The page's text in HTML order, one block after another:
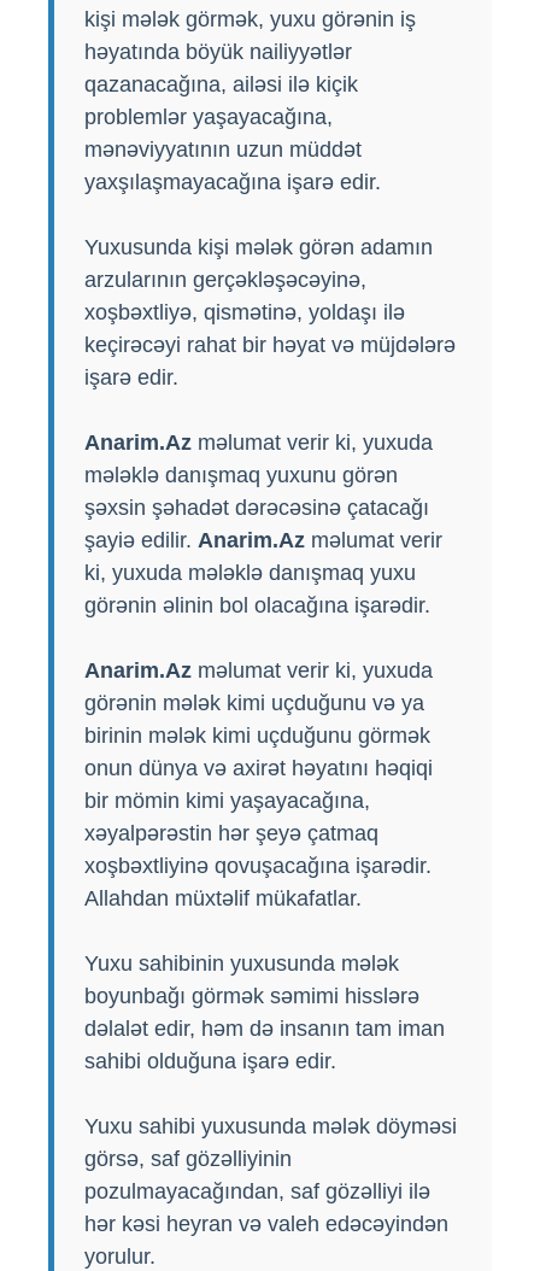
kişi mələk görmək, yuxu görənin iş
həyatında böyük nailiyyətlər
qazanacağına, ailəsi ilə kiçik
problemlər yaşayacağına,
mənəviyyatının uzun müddət
yaxşılaşmayacağına işarə edir.
Yuxusunda kişi mələk görən adamın
arzularının gerçəkləşəcəyinə,
xoşbəxtliyə, qismətinə, yoldaşı ilə
keçirəcəyi rahat bir həyat və müjdələrə
işarə edir.
Anarim.Az məlumat verir ki, yuxuda
mələklə danışmaq yuxunu görən
şəxsin şəhadət dərəcəsinə çatacağı
şayiə edilir. Anarim.Az məlumat verir
ki, yuxuda mələklə danışmaq yuxu
görənin əlinin bol olacağına işarədir.
Anarim.Az məlumat verir ki, yuxuda
görənin mələk kimi uçduğunu və ya
birinin mələk kimi uçduğunu görmək
onun dünya və axirət həyatını həqiqi
bir mömin kimi yaşayacağına,
xəyalpərəstin hər şeyə çatmaq
xoşbəxtliyinə qovuşacağına işarədir.
Allahdan müxtəlif mükafatlar.
Yuxu sahibinin yuxusunda mələk
boyunbağı görmək səmimi hisslərə
dəlalət edir, həm də insanın tam iman
sahibi olduğuna işarə edir.
Yuxu sahibi yuxusunda mələk döyməsi
görsə, saf gözəlliyinin
pozulmayacağından, saf gözəlliyi ilə
hər kəsi heyran və valeh edəcəyindən
yorulur.